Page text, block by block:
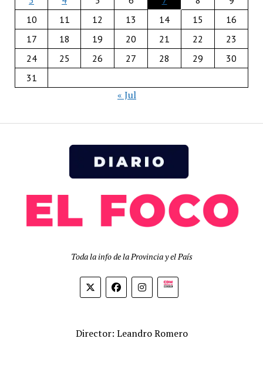
10
11 12 13 14 15
16
17
18 19 20 21 22
23
24
25 26 27 28 29
30
31
« Jul
Toda la info de la Provincia y el País
Biolink
Director: Leandro Romero